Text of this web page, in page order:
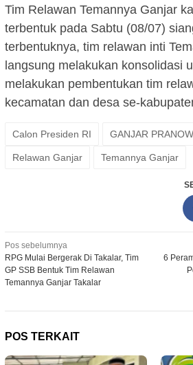
Tim Relawan Temannya Ganjar
terbentuk pada Sabtu (08/07)
terbentuknya, tim relawan inti
langsung melakukan konsolidasi
melakukan pembentukan tim
kecamatan dan desa se-
Calon Presiden RI GANJAR
Relawan Ganjar Temannya Ganjar
Navigasi
pos
Pos sebelumnya
RPG Mulai Bergerak Di Takalar, Tim
GP SSB Bentuk Tim Relawan
Temannya Ganjar Takalar
6
POS TERKAIT